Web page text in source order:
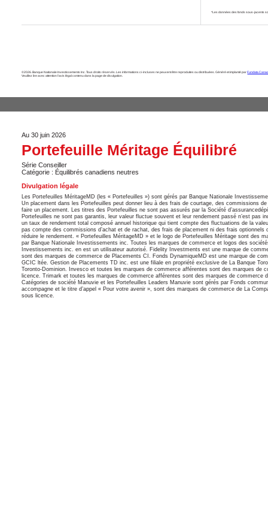
*Les données des fonds sous-jacents
©2026. Banque Nationale Investissements Inc. Tous droits réservés. Les informations ci-incluses ne peuvent être reproduites ou distribuées. Généré et implanté parFundata
Veuillez lire avec attention l’avis légal contenu dans la page de divulgation.
Au 30 juin 2026
Portefeuille Méritage Équilibré
Série Conseiller
Catégorie : Équilibrés canadiens neutres
Divulgation légale
Les Portefeuilles MéritageMD (les « Portefeuilles ») sont gérés par Banque Nationale
Un placement dans les Portefeuilles peut donner lieu à des frais de courtage, des commissions
faire un placement. Les titres des Portefeuilles ne sont pas assurés par la Société
Portefeuilles ne sont pas garantis, leur valeur fluctue souvent et leur rendement passé n’est pas
un taux de rendement total composé annuel historique qui tient compte des fluctuations de la
pas compte des commissions d’achat et de rachat, des frais de placement ni des frais
réduire le rendement. « Portefeuilles MéritageMD » et le logo de Portefeuilles Méritage sont des
par Banque Nationale Investissements inc. Toutes les marques de commerce et logos des
Investissements inc. en est un utilisateur autorisé. Fidelity Investments est une marque de
sont des marques de commerce de Placements CI. Fonds DynamiqueMD est une marque de
GCIC ltée. Gestion de Placements TD inc. est une filiale en propriété exclusive de La Banque
Toronto-Dominion. Invesco et toutes les marques de commerce afférentes sont des marques de
licence. Trimark et toutes les marques de commerce afférentes sont des marques de
Catégories de société Manuvie et les Portefeuilles Leaders Manuvie sont gérés par Fonds
accompagne et le titre d’appel « Pour votre avenir », sont des marques de commerce de La
sous licence.